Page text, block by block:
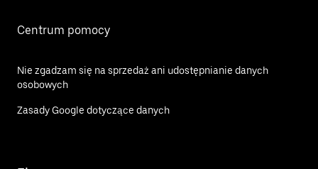
Centrum pomocy
Nie zgadzam się na sprzedaż ani udostępnianie danych
osobowych
Zasady Google dotyczące danych